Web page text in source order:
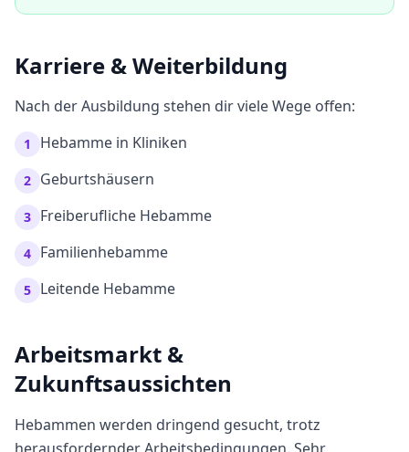
Karriere & Weiterbildung
Nach der Ausbildung stehen dir viele Wege offen:
1 Hebamme in Kliniken
2 Geburtshäusern
3 Freiberufliche Hebamme
4 Familienhebamme
5 Leitende Hebamme
Arbeitsmarkt &
Zukunftsaussichten
Hebammen werden dringend gesucht, trotz